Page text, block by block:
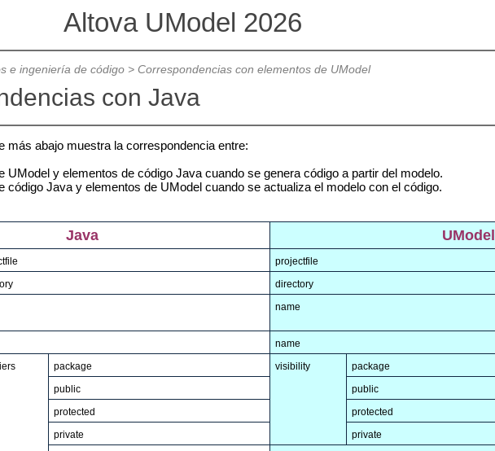
Altova UModel 2026
e ingeniería de código> Correspondencias con elementos de UModel
con Java
más abajo muestra la correspondencia entre:
UModel y elementos de código Java cuando se genera código a partir del modelo.
código Java y elementos de UModel cuando se actualiza el modelo con el código.
Java UModel
projectfile
directory
name
name
package visibility
package
public
public
protected
protected
private
private